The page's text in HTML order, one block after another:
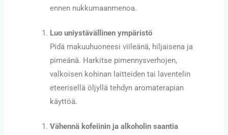
ennen nukkumaanmenoa.
Luo uniystävällinen ympäristö
Pidä makuuhuoneesi viileänä, hiljaisena ja
pimeänä. Harkitse pimennysverhojen,
valkoisen kohinan laitteiden tai laventelin
eteerisellä öljyllä tehdyn aromaterapian
käyttöä.
Vähennä kofeiinin ja alkoholin saantia